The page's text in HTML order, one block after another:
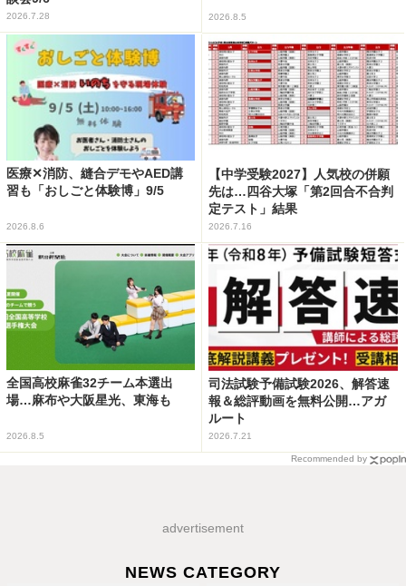
2026.7.28 2026.8.5
医療✕消防、縫合デモやAED講
習も「おしごと体験博」9/5
2026.8.6
【中学受験2027】人気校の併願
先は…四谷大塚「第2回合不合判
定テスト」結果
2026.7.16
全国高校麻雀32チーム本選出
場…麻布や大阪星光、東海も
2026.8.5
司法試験予備試験2026、解答速
報＆総評動画を無料公開…アガ
ルート
2026.7.21
Recommended by
advertisement
NEWS CATEGORY